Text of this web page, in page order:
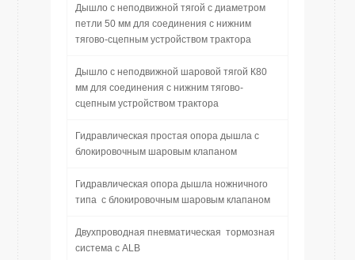
Дышло с неподвижной тягой с диаметром
петли 50 мм для соединения с нижним
тягово-сцепным устройством трактора
Дышло с неподвижной шаровой тягой К80
мм для соединения с нижним тягово-
сцепным устройством трактора
Гидравлическая простая опора дышла с
блокировочным шаровым клапаном
Гидравлическая опора дышла ножничного
типа с блокировочным шаровым клапаном
Двухпроводная пневматическая тормозная
система с ALB